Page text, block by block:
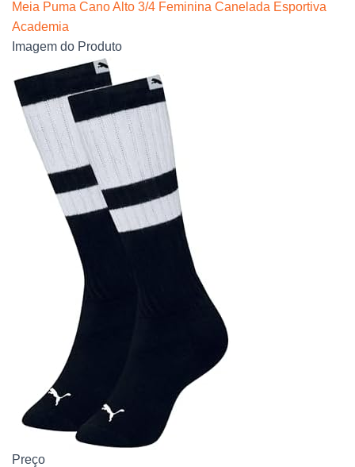
Meia Puma Cano Alto 3/4 Feminina Canelada Esportiva
Academia
Imagem do Produto
Preço